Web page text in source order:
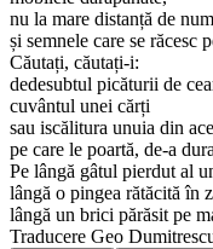
nu la mare distanță de
și semnele care se răcesc
Căutați, căutați-i:
dedesubtul picăturii de
cuvântul unei cărți
sau iscălitura unuia din
pe care le poartă, de-a
Pe lângă gâtul pierdut al
lângă o pingea rătăcită în
lângă un brici părăsit pe
Traducere Geo